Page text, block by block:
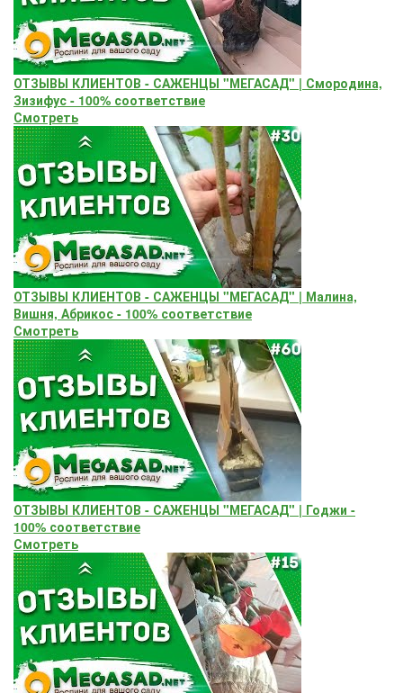
ОТЗЫВЫ КЛИЕНТОВ - САЖЕНЦЫ "МЕГАСАД" | Смородина,
Зизифус - 100% соответствие
Смотреть
ОТЗЫВЫ КЛИЕНТОВ - САЖЕНЦЫ "МЕГАСАД" | Малина,
Вишня, Абрикос - 100% соответствие
Смотреть
ОТЗЫВЫ КЛИЕНТОВ - САЖЕНЦЫ "МЕГАСАД" | Годжи -
100% соответствие
Смотреть